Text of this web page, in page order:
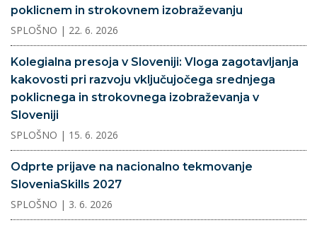
poklicnem in strokovnem izobraževanju
SPLOŠNO | 22. 6. 2026
Kolegialna presoja v Sloveniji: Vloga zagotavljanja
kakovosti pri razvoju vključujočega srednjega
poklicnega in strokovnega izobraževanja v
Sloveniji
SPLOŠNO | 15. 6. 2026
Odprte prijave na nacionalno tekmovanje
SloveniaSkills 2027
SPLOŠNO | 3. 6. 2026